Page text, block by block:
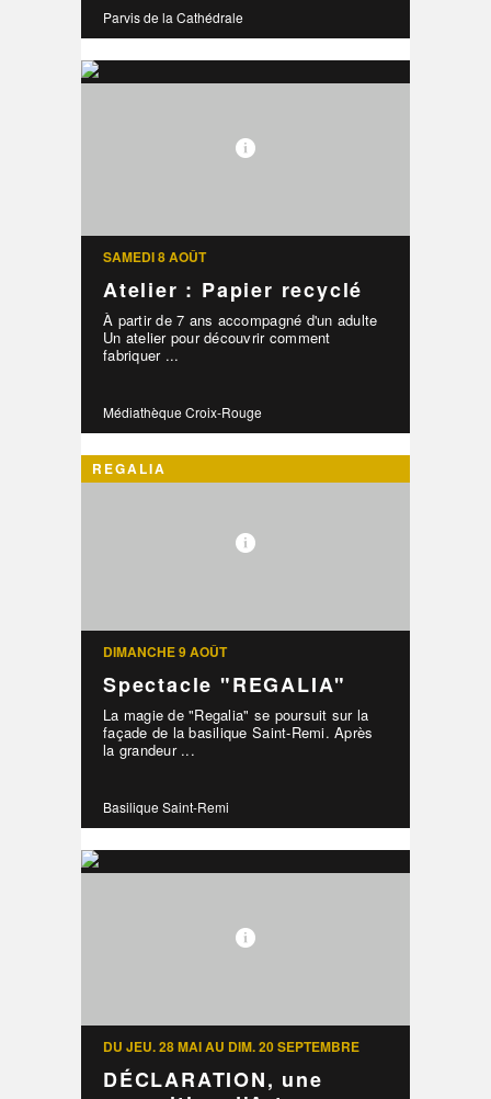
Parvis de la Cathédrale
SAMEDI 8 AOÛT
Atelier : Papier recyclé
À partir de 7 ans accompagné d'un adulte
Un atelier pour découvrir comment
fabriquer ...
Médiathèque Croix-Rouge
REGALIA
DIMANCHE 9 AOÛT
Spectacle "REGALIA"
La magie de "Regalia" se poursuit sur la
façade de la basilique Saint-Remi. Après
la grandeur ...
Basilique Saint-Remi
DU JEU. 28 MAI AU DIM. 20 SEPTEMBRE
DÉCLARATION, une